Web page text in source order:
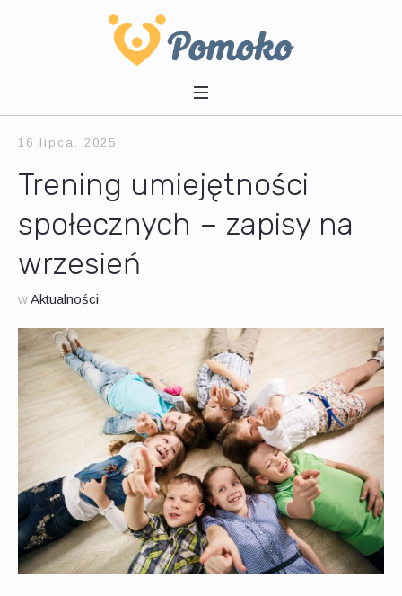
16 lipca, 2025
Trening umiejętności
społecznych – zapisy na
wrzesień
wAktualności